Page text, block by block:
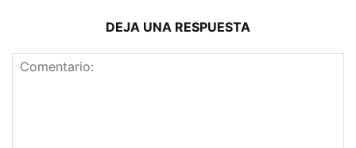
DEJA UNA RESPUESTA